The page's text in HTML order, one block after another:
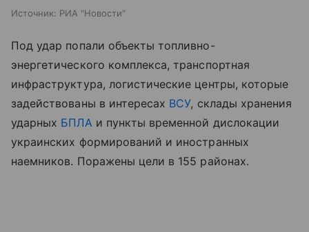
Источник: РИА "Новости"
Под удар попали объекты топливно-
энергетического комплекса, транспортная
инфраструктура, логистические центры, которые
задействованы в интересах ВСУ, склады хранения
ударных БПЛАи пункты временной дислокации
украинских формирований и иностранных
наемников. Поражены цели в 155 районах.